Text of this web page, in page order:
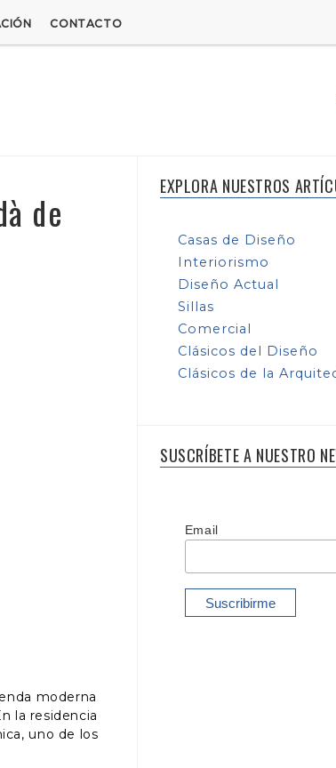
CONTACTO
de
moderna
la residencia
uno de los
EXPLORA NUESTROS
Casas de Diseño
Interiorismo
Diseño Actual
Sillas
Comercial
Clásicos del Diseño
Clásicos de la
SUSCRÍBETE A NUESTRO
Email